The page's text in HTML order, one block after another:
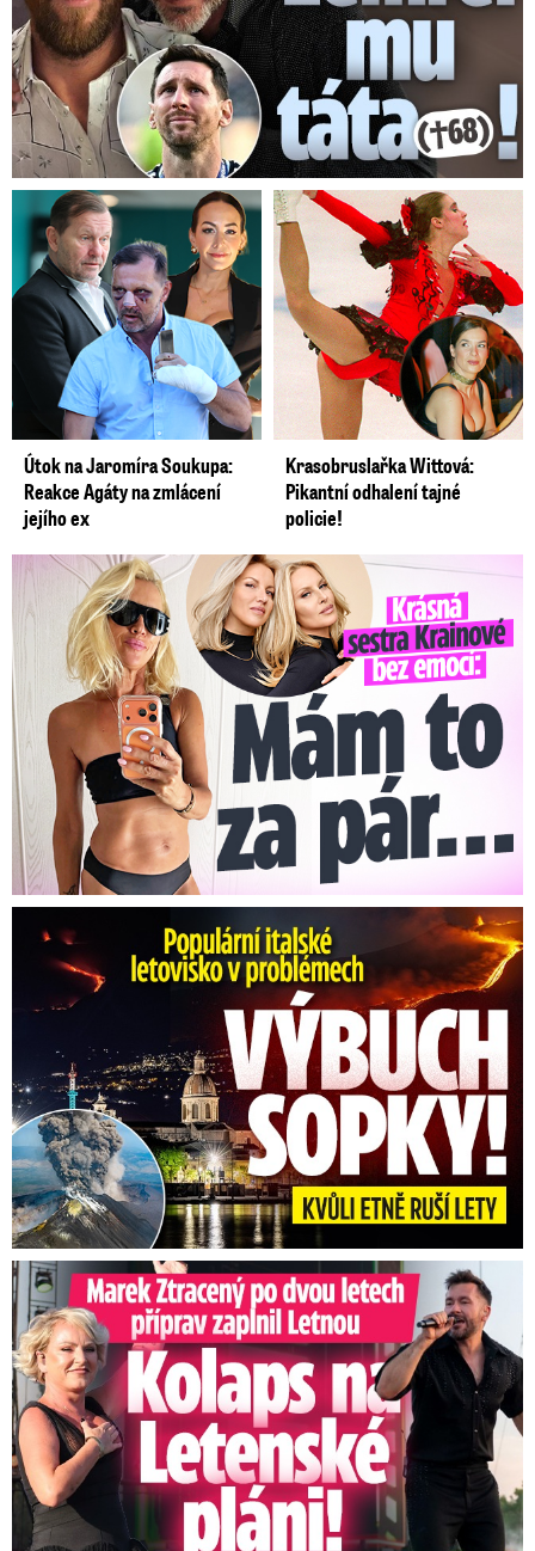
Útok na Jaromíra Soukupa:
Reakce Agáty na zmlácení
jejího ex
Krasobruslařka Wittová:
Pikantní odhalení tajné
policie!
Krásná sestra Krainové bez emocí: Mám to za pár…
Erupce sicilské sopky Etny: Ruší desítky letů
Marek Ztracený na Letné: Pártlová stopla koncert